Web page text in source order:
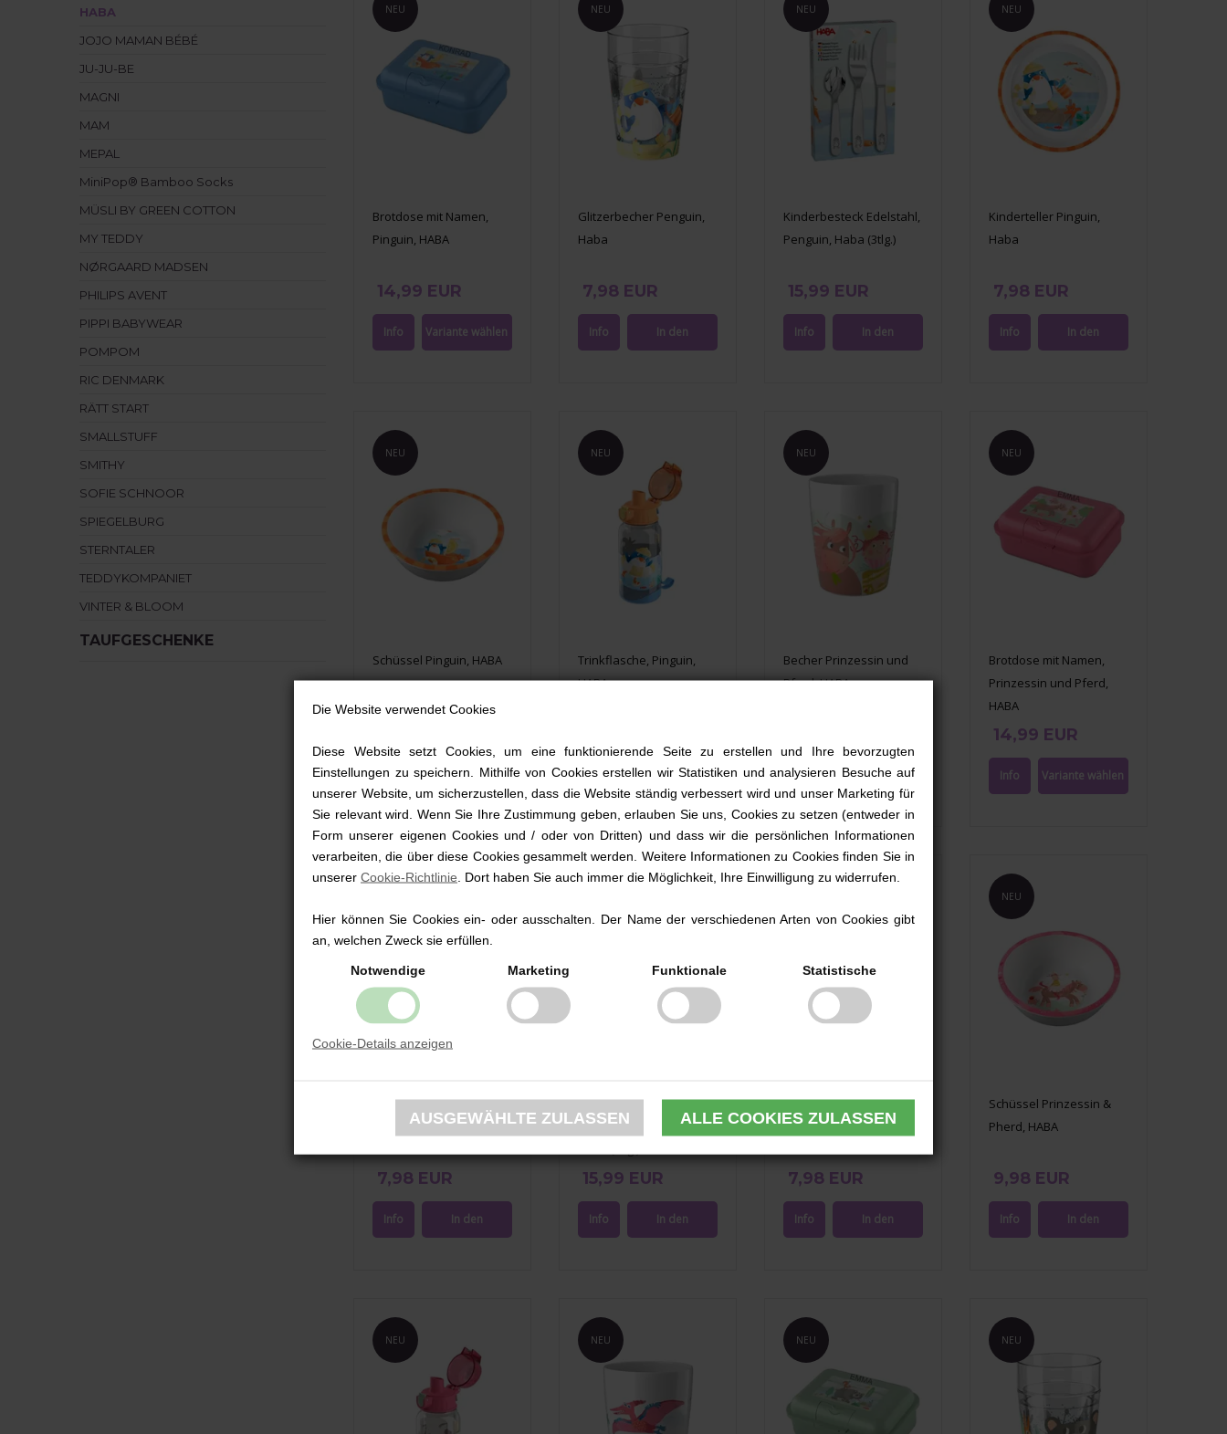
Die Website verwendet Cookies
Diese Website setzt Cookies, um eine funktionierende Seite zu erstellen und Ihre bevorzugten
Einstellungen zu speichern. Mithilfe von Cookies erstellen wir Statistiken und analysieren Besuche auf
unserer Website, um sicherzustellen, dass die Website ständig verbessert wird und unser Marketing für
Sie relevant wird. Wenn Sie Ihre Zustimmung geben, erlauben Sie uns, Cookies zu setzen (entweder in
Form unserer eigenen Cookies und / oder von Dritten) und dass wir die persönlichen Informationen
verarbeiten, die über diese Cookies gesammelt werden. Weitere Informationen zu Cookies finden Sie in
unserer Cookie-Richtlinie . Dort haben Sie auch immer die Möglichkeit, Ihre Einwilligung zu widerrufen.
Hier können Sie Cookies ein- oder ausschalten. Der Name der verschiedenen Arten von Cookies gibt
an, welchen Zweck sie erfüllen.
Notwendige Marketing Funktionale Statistische
Cookie-Details anzeigen
HABA
JOJO MAMAN BÉBÉ
JU-JU-BE
MAGNI
MAM
MEPAL
MiniPop® Bamboo Socks
MÜSLI BY GREEN COTTON
MY TEDDY
NØRGAARD MADSEN
PHILIPS AVENT
PIPPI BABYWEAR
POMPOM
RIC DENMARK
RÄTT START
SMALLSTUFF
SMITHY
SOFIE SCHNOOR
SPIEGELBURG
STERNTALER
TEDDYKOMPANIET
VINTER & BLOOM
TAUFGESCHENKE
NEU
Brotdose mit Namen,
Pinguin, HABA
14,99 EUR
NEU
Glitzerbecher Penguin,
Haba
7,98 EUR
NEU
Kinderbesteck Edelstahl,
Penguin, Haba (3tlg.)
15,99 EUR
NEU
Kinderteller Pinguin,
Haba
7,98 EUR
NEU
Schüssel Pinguin, HABA
NEU
Trinkflasche, Pinguin,
HABA
NEU
Becher Prinzessin und
Pferd, HABA
NEU
Brotdose mit Namen,
Prinzessin und Pferd,
HABA
14,99 EUR
Glitzerbecher Princess &
Horse, Haba
7,98 EUR
Kinderbesteck Edelstahl,
Prinzessin und Pferd,
15,99 EUR
Kinderteller Prinzessin &
Pherd, HABA
7,98 EUR
NEU
Schüssel Prinzessin &
Pherd, HABA
9,98 EUR
NEU NEU NEU NEU